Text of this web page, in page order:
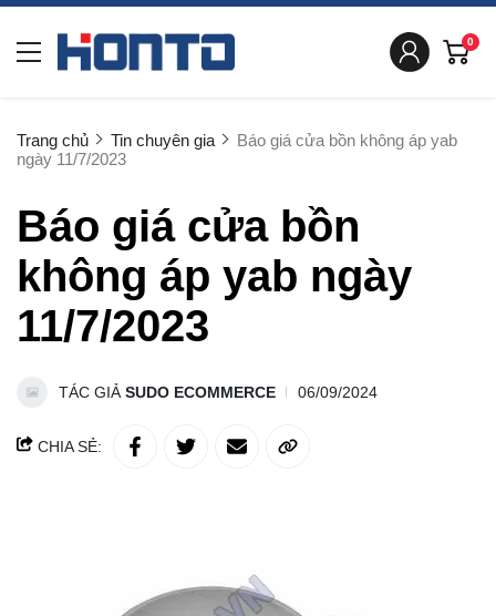
0
Trang chủ Tin chuyên gia
Báo giá cửa bồn không áp yab
ngày 11/7/2023
Báo giá cửa bồn
không áp yab ngày
11/7/2023
TÁC GIẢ SUDO ECOMMERCE 06/09/2024
CHIA SẺ: